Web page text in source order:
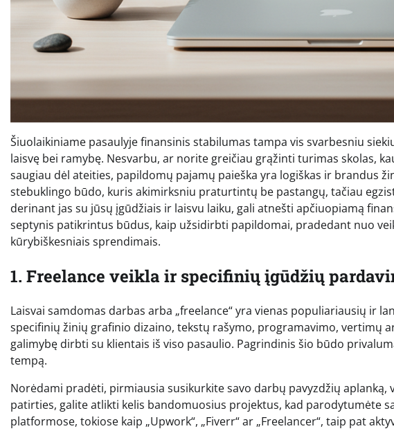
Šiuolaikiniame pasaulyje finansinis stabilumas tampa vis svarbesniu
laisvę bei ramybę. Nesvarbu, ar norite greičiau grąžinti turimas skolas,
saugiau dėl ateities, papildomų pajamų paieška yra logiškas ir brandus
stebuklingo būdo, kuris akimirksniu praturtintų be pastangų, tačiau
derinant jas su jūsų įgūdžiais ir laisvu laiku, gali atnešti apčiuopiamą
septynis patikrintus būdus, kaip užsidirbti papildomai, pradedant nuo
kūrybiškesniais sprendimais.
1. Freelance veikla ir specifinių įgūdžių
Laisvai samdomas darbas arba „freelance“ yra vienas populiariausių ir
specifinių žinių grafinio dizaino, tekstų rašymo, programavimo, vertimų
galimybę dirbti su klientais iš viso pasaulio. Pagrindinis šio būdo
tempą.
Norėdami pradėti, pirmiausia susikurkite savo darbų pavyzdžių
patirties, galite atlikti kelis bandomuosius projektus, kad parodytumėte
platformose, tokiose kaip „Upwork“, „Fiverr“ ar „Freelancer“, taip pat